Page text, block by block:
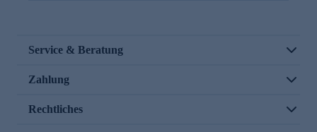
Service & Beratung
Zahlung
Rechtliches